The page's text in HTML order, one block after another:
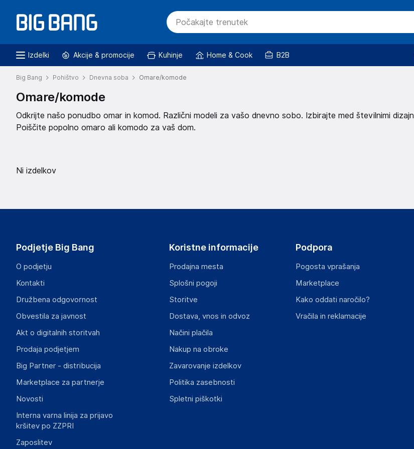
Izdelki Akcije & promocije Kuhinje Home & Cook B2B
Big Bang Pohištvo Dnevna soba Omare/komode
Omare/komode
Odkrijte našo ponudbo omar in komod. Različni modeli za vašo dnevno sobo. Izbirajte med številnimi
Poiščite popolno omaro ali komodo za vaš dom.
Ni izdelkov
Podjetje Big Bang
O podjetju
Kontakti
Družbena odgovornost
Obvestila za javnost
Akt o digitalnih storitvah
Prodaja podjetjem
Big Partner - distribucija
Marketplace za partnerje
Novosti
Interna varna linija za prijavo
kršitev po ZZPRI
Zaposlitev
Koristne informacije
Prodajna mesta
Splošni pogoji
Storitve
Dostava, vnos in odvoz
Načini plačila
Nakup na obroke
Zavarovanje izdelkov
Politika zasebnosti
Spletni piškotki
Podpora
Pogosta vprašanja
Marketplace
Kako oddati naročilo?
Vračila in reklamacije